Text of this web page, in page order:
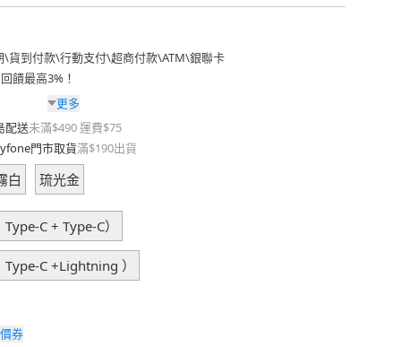
\貨到付款\行動支付\超商付款\ATM\銀聯卡
饋最高3%！
更多
配送未滿$490 運費$75
門市取貨滿$190出貨
白 琉光金
C + Type-C）
C +Lightning ）
券